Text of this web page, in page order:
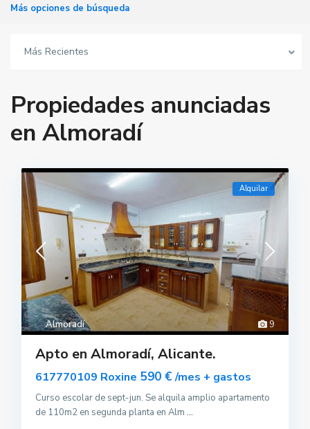
Más opciones de búsqueda
Más Recientes
Propiedades anunciadas
en Almoradí
9
Almoradí
Alquilar
Apto en Almoradí, Alicante.
617770109 Roxine 590 €/mes + gastos
Curso escolar de sept-jun. Se alquila amplio apartamento
de 110m2 en segunda planta en Alm ...